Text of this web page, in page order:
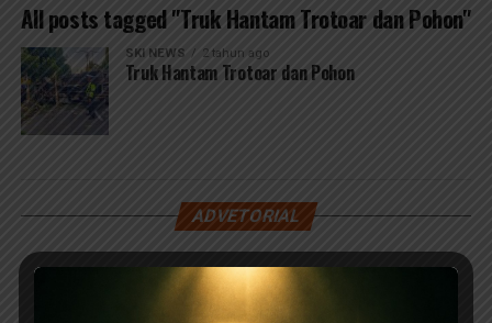
All posts tagged "Truk Hantam Trotoar dan Pohon"
SKI NEWS 2 tahun ago
Truk Hantam Trotoar dan Pohon
ADVETORIAL